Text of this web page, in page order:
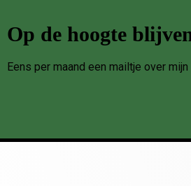
Op de hoogte
Eens per maand een mailtje over